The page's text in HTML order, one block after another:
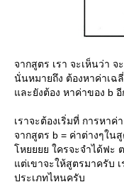
จากสูตร เรา จะเห็นว่า จ
นั่นหมายถึง ต้องหาค่าเฉ
ละยังต้อง หาค่าของ b อี
เราจะต้องเริ่มที่ การหา
จากสูตร b = ค่าต่างๆใน
หยยยย ใครจะจำได้ฟะ
ต่เขาจะให้สูตรมาครับ เ
ประเภทไหนครับ